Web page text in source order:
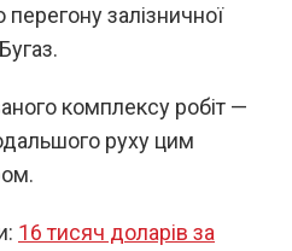
залізничної
комплексу робіт —
руху цим
16 тисяч доларів за